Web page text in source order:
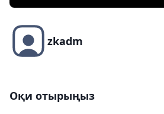
zkadm
Оқи отырыңыз